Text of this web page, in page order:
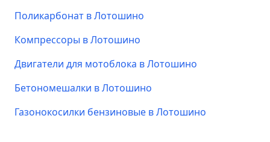
Поликарбонат в Лотошино
Компрессоры в Лотошино
Двигатели для мотоблока в Лотошино
Бетономешалки в Лотошино
Газонокосилки бензиновые в Лотошино